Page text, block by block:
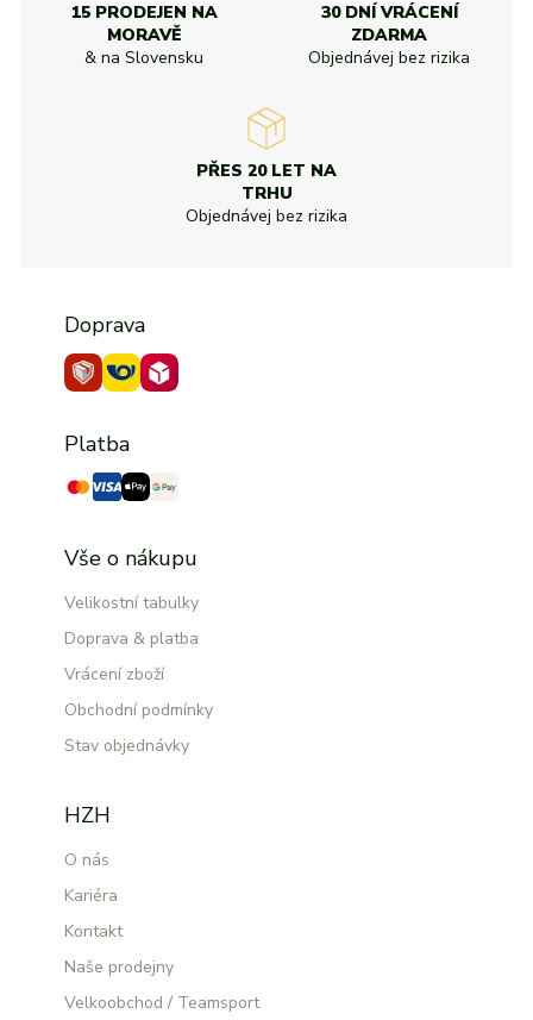
15 PRODEJEN NA
MORAVĚ
& na Slovensku
30 DNÍ VRÁCENÍ
ZDARMA
Objednávej bez rizika
PŘES 20 LET NA
TRHU
Objednávej bez rizika
Doprava
Platba
Vše o nákupu
Velikostní tabulky
Doprava & platba
Vrácení zboží
Obchodní podmínky
Stav objednávky
HZH
O nás
Kariéra
Kontakt
Naše prodejny
Velkoobchod / Teamsport